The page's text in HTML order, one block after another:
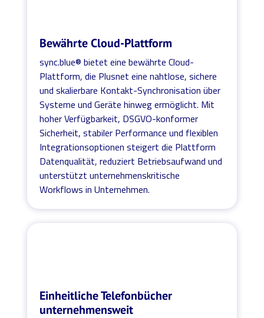
Bewährte Cloud-Plattform
sync.blue® bietet eine bewährte Cloud-
Plattform, die Plusnet eine nahtlose, sichere
und skalierbare Kontakt-Synchronisation über
Systeme und Geräte hinweg ermöglicht. Mit
hoher Verfügbarkeit, DSGVO-konformer
Sicherheit, stabiler Performance und flexiblen
Integrationsoptionen steigert die Plattform
Datenqualität, reduziert Betriebsaufwand und
unterstützt unternehmenskritische
Workflows in Unternehmen.
Einheitliche Telefonbücher
unternehmensweit